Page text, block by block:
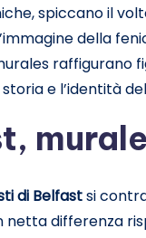
spiccano il
della
raffigurano
e l’identità
di Belfastsi
netta differenza